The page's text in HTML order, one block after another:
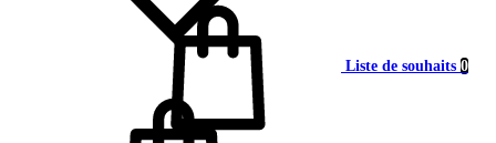
Liste de souhaits 0